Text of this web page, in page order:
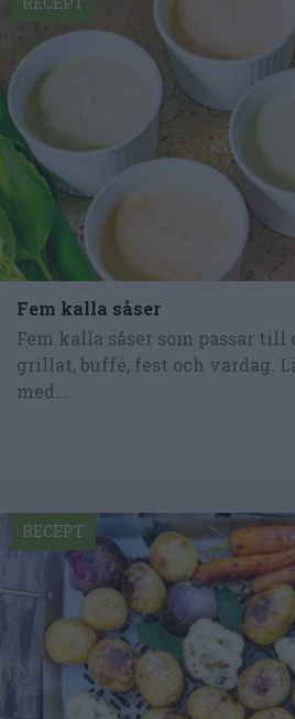
Fem kalla såser
Fem kalla såser som passar till
grillat, buffé, fest och vardag.
med...
RECEPT